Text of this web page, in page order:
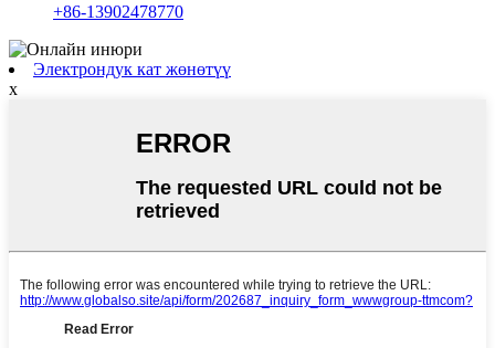
+86-13902478770
Электрондук кат жөнөтүү
x